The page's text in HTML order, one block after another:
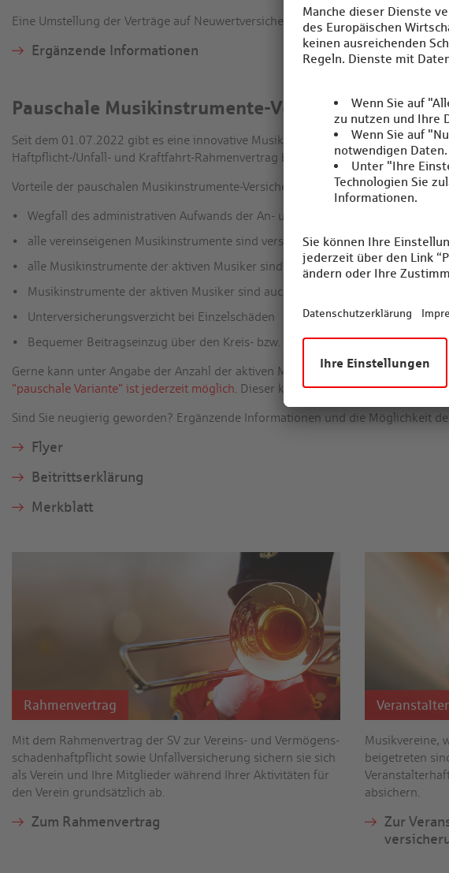
Eine Umstellung der Verträge auf Neuwertversicherung ist möglich, hierzu
Ergänzende Informationen
Pauschale Musikinstrumente-Versicherung -
Seit dem 01.07.2022 gibt es eine innovative Musikinstrumente-Versicherung
Haftpflicht-/Unfall- und Kraftfahrt-Rahmenvertrag bildet die Anzahl der aktiven
Vorteile der pauschalen Musikinstrumente-Versicherung sind:
Wegfall des administrativen Aufwands der An- und Abmeldung von
alle vereinseigenen Musikinstrumente sind versichert
alle Musikinstrumente der aktiven Musiker sind versichert, sofern sie zu
Musikinstrumente der aktiven Musiker sind auch während der privaten
Unterversicherungsverzicht bei Einzelschäden
Bequemer Beitragseinzug über den Kreis- bzw. Landesverband
Gerne kann unter Angabe der Anzahl der aktiven Musiker ein
"pauschale Variante" ist jederzeit möglich. Dieser kann auch über die
Sind Sie neugierig geworden? Ergänzende Informationen und die Möglichkeit
Flyer
Beitrittserklärung
Merkblatt
Rahmen­vertrag
Mit dem Rahmen­vertrag der SV zur Vereins- und Vermögens­
schaden­haft­pflicht sowie Unfall­versicherung sichern sie sich
als Verein und Ihre Mitglieder während Ihrer Aktivitäten für
den Verein grund­sätzlich ab.
Zum Rahmen­vertrag
Musik­vereine,
beigetreten
absichern.
Zur